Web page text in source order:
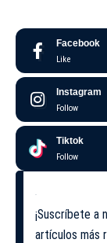
Facebook
Like
Instagram
Follow
Tiktok
Follow
¡Suscríbete a
artículos más